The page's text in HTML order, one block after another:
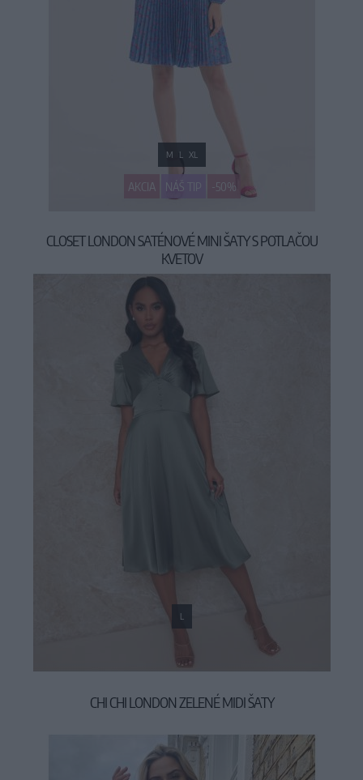
AKCIA NÁŠ TIP -50%
M L XL
CLOSET LONDON SATÉNOVÉ MINI ŠATY S POTLAČOU
KVETOV
99,90 € 49,90 €
L
CHI CHI LONDON ZELENÉ MIDI ŠATY
99,90 €